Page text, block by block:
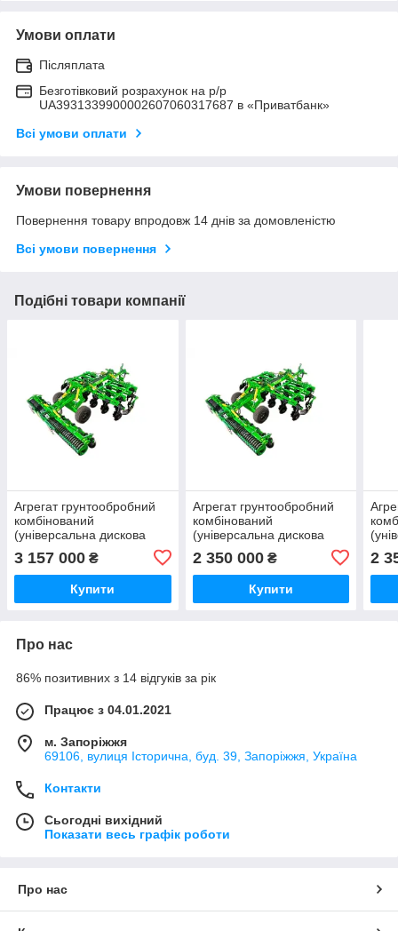
Умови оплати
Післяплата
Безготівковий розрахунок на р/р
UA3931339900002607060317687 в «Приватбанк»
Всі умови оплати
Умови повернення
Повернення товару впродовж 14 днів за домовленістю
Всі умови повернення
Подібні товари компанії
Агрегат грунтообробний
комбінований
(універсальна дискова
борона) АГКН-6 Zeus-6HD
з ножовими котками
"Велес-Агро", ширина 6 м
3 157 000 ₴
Купити
Агрегат грунтообробний
комбінований
(універсальна дискова
борона) АГКН-4 Zeus-4HD
"Велес-Агро", ширина 4 м
2 350 000₴
Купити
2
Про нас
86% позитивних з 14 відгуків за рік
Працює з 04.01.2021
м. Запоріжжя
69106, вулиця Історична, буд. 39, Запоріжжя, Україна
Контакти
Сьогодні вихідний
Показати весь графік роботи
Про нас